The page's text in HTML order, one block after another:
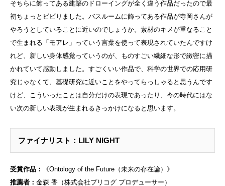
そちらに飾ってある建築のドローイングが全く違う作品だったので最
初ちょっとビビりました。バスルームに飾ってある作品が寺岡さんが
やろうとしていることに近いのでしょうか。素材のキメが重なること
で生まれる「モアレ」っていう言葉を使って表現されていたんですけ
れど、新しい身体感覚っていうのが、ものすごい繊細な形で緻密に描
かれていて感動しました。 すごくいい作品で、科学の世界での応用研
究じゃなくて、基礎研究に近いことをやってらっしゃると思うんです
けど、こういったことは自分だけの表現であったり、今の時代にはな
い次の新しい表現が生まれるきっかけになると思います。
ファイナリスト：LILY NIGHT
受賞作品：
《Ontology of the Future（未来の存在論）》
推薦者： 金森 香（株式会社プリコグ プロデューサー）